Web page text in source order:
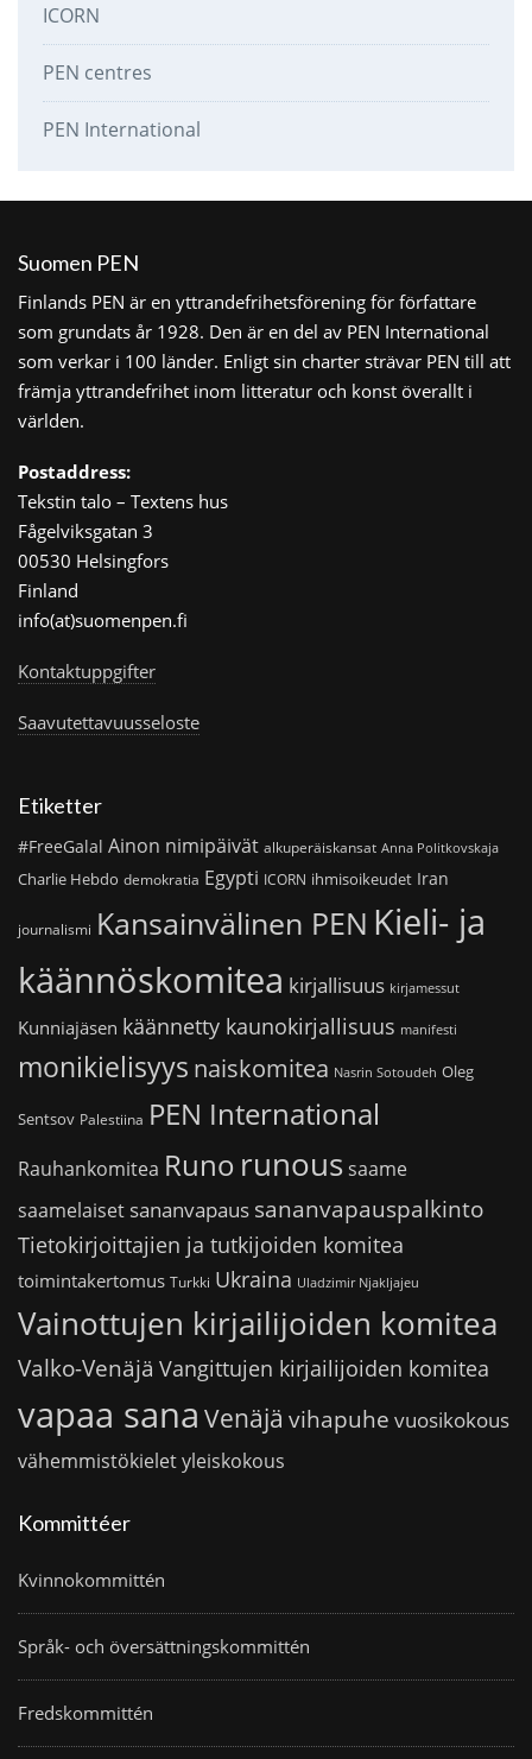
ICORN
PEN centres
PEN International
Suomen PEN
Finlands PEN är en yttrandefrihetsförening för författare
som grundats år 1928. Den är en del av PEN International
som verkar i 100 länder. Enligt sin charter strävar PEN till att
främja yttrandefrihet inom litteratur och konst överallt i
världen.
Postaddress:
Tekstin talo – Textens hus
Fågelviksgatan 3
00530 Helsingfors
Finland
info(at)suomenpen.fi
Kontaktuppgifter
Saavutettavuusseloste
Etiketter
#FreeGalal Ainon nimipäivät alkuperäiskansat Anna Politkovskaja
Charlie Hebdo demokratia Egypti ICORN ihmisoikeudet Iran
journalismi Kansainvälinen PEN Kieli- ja
käännöskomitea kirjallisuus kirjamessut
Kunniajäsen käännetty kaunokirjallisuus manifesti
monikielisyys naiskomitea Nasrin Sotoudeh Oleg
Sentsov Palestiina PEN International
Rauhankomitea Runo runoussaame
saamelaiset sananvapaus sananvapauspalkinto
Tietokirjoittajien ja tutkijoiden komitea
toimintakertomus Turkki Ukraina Uladzimir Njakljajeu
Vainottujen kirjailijoiden komitea
Valko-Venäjä Vangittujen kirjailijoiden komitea
vapaa sana Venäjä vihapuhe vuosikokous
vähemmistökieletyleiskokous
Kommittéer
Kvinnokommittén
Språk- och översättningskommittén
Fredskommittén